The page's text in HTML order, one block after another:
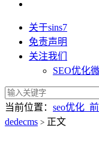
关于sins7
免责声明
关注我们
SEO优化
当前位置： seo优化_
dedecms > 正文